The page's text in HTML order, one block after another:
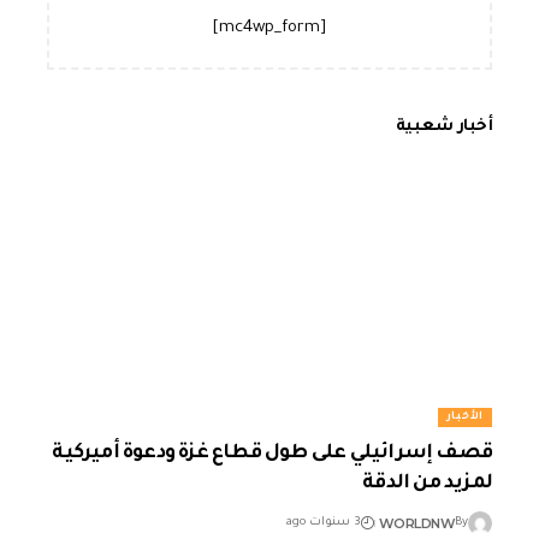
أخبار شعبية
الأخبار
قصف إسرائيلي على طول قطاع غزة ودعوة أميركية
لمزيد من الدقة
By
WORLDNW 3 سنوات ago